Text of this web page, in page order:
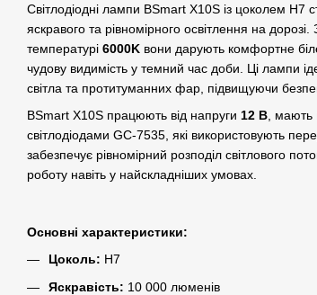
Світлодіодні лампи BSmart X10S із цоколем H7
яскравого та рівномірного освітлення на дорозі.
температурі 6000K вони дарують комфортне
чудову видимість у темний час доби. Ці лампи
світла та протитуманних фар, підвищуючи
BSmart X10S працюють від напруги 12 В , мають
світлодіодами GC-7535, які використовують
забезпечує рівномірний розподіл світлового
роботу навіть у найскладніших умовах.
Основні характеристики:
Цоколь: H7
Яскравість: 10 000 люменів